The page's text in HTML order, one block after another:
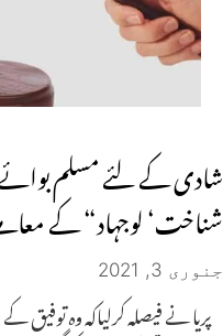
شادی کے لئے مسلم
شناخت‘ لوجہاد“ کے
جنوری 3, 2021
پریا نے فیصلہ کرلیاکہ وہ توفیق